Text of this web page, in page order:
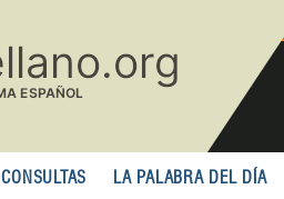
CONSULTAS LA PALABRA DEL DÍA